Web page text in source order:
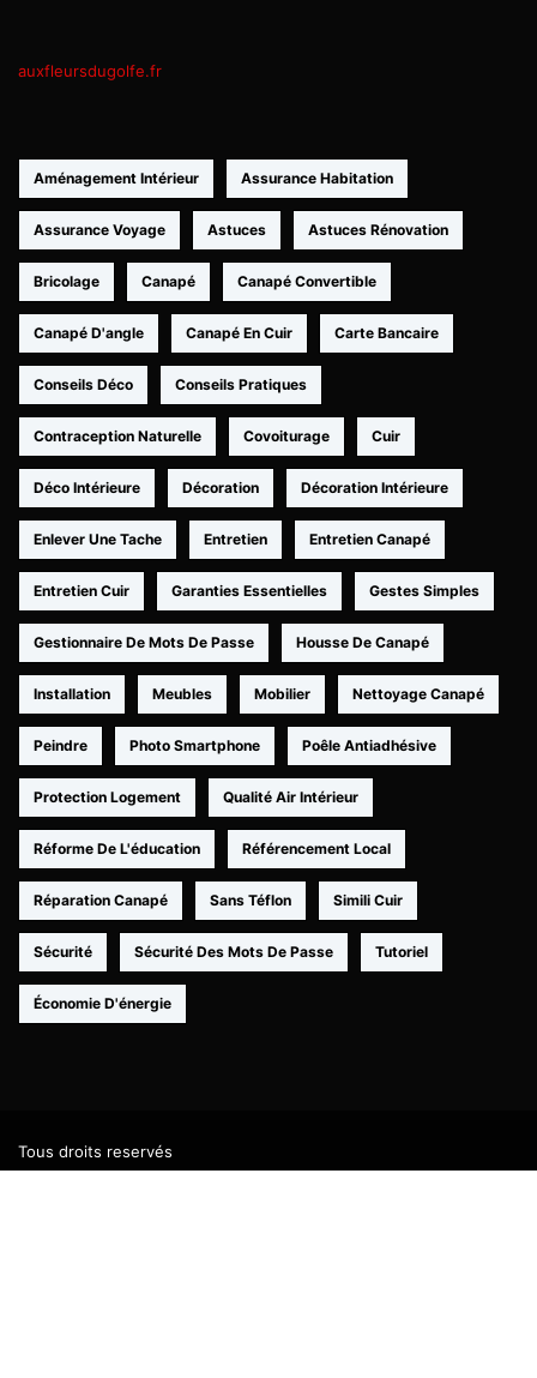
auxfleursdugolfe.fr
Aménagement Intérieur Assurance Habitation
Assurance Voyage Astuces Astuces Rénovation
Bricolage Canapé Canapé Convertible
Canapé D'angle Canapé En Cuir Carte Bancaire
Conseils Déco Conseils Pratiques
Contraception Naturelle Covoiturage Cuir
Déco Intérieure Décoration Décoration Intérieure
Enlever Une Tache Entretien Entretien Canapé
Entretien Cuir Garanties Essentielles Gestes Simples
Gestionnaire De Mots De Passe Housse De Canapé
Installation Meubles Mobilier Nettoyage Canapé
Peindre Photo Smartphone Poêle Antiadhésive
Protection Logement Qualité Air Intérieur
Réforme De L'éducation Référencement Local
Réparation Canapé Sans Téflon Simili Cuir
Sécurité Sécurité Des Mots De Passe Tutoriel
Économie D'énergie
Tous droits reservés